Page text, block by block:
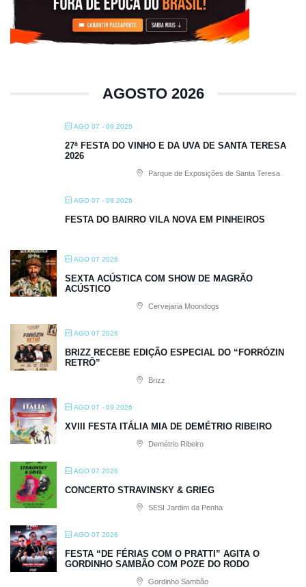
AGOSTO 2026
AGO 07 - 09 2026
27ª FESTA DO VINHO E DA UVA DE SANTA TERESA
2026
Parque de Exposições de Santa Teresa
AGO 07 - 08 2026
FESTA DO BAIRRO VILA NOVA EM PINHEIROS
AGO 07 2026
SEXTA ACÚSTICA COM SHOW DE MAGRÃO
ACÚSTICO
Cervejaria Moondogs
AGO 07 2026
BRIZZ RECEBE EDIÇÃO ESPECIAL DO “FORRÓZIN
RETRÔ”
Brizz
AGO 07 - 09 2026
XVIII FESTA ITÁLIA MIA DE DEMÉTRIO RIBEIRO
Demétrio Ribeiro
AGO 07 2026
CONCERTO STRAVINSKY & GRIEG
SESI Jardim da Penha
AGO 07 2026
FESTA “DE FÉRIAS COM O PRATTI” AGITA O
GORDINHO SAMBÃO COM POZE DO RODO
Gordinho Sambão